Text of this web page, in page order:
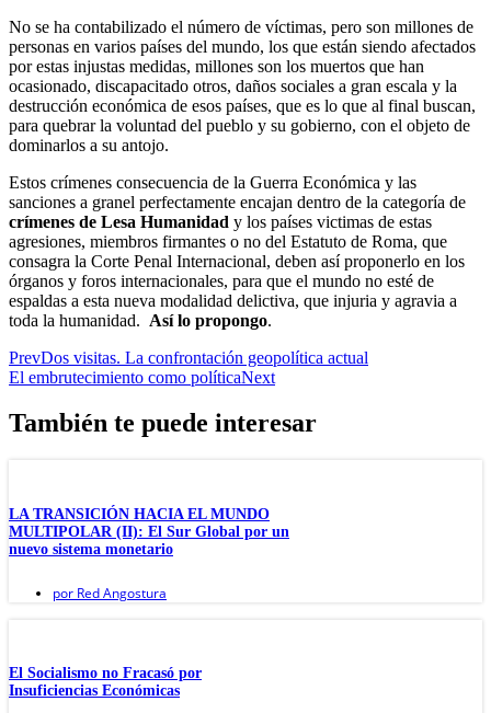
No se ha contabilizado el número de víctimas, pero son millones de
personas en varios países del mundo, los que están siendo afectados
por estas injustas medidas, millones son los muertos que han
ocasionado, discapacitado otros, daños sociales a gran escala y la
destrucción económica de esos países, que es lo que al final buscan,
para quebrar la voluntad del pueblo y su gobierno, con el objeto de
dominarlos a su antojo.
Estos crímenes consecuencia de la Guerra Económica y las
sanciones a granel perfectamente encajan dentro de la categoría de
crímenes de Lesa Humanidad y los países victimas de estas
agresiones, miembros firmantes o no del Estatuto de Roma, que
consagra la Corte Penal Internacional, deben así proponerlo en los
órganos y foros internacionales, para que el mundo no esté de
espaldas a esta nueva modalidad delictiva, que injuria y agravia a
toda la humanidad. Así lo propongo.
PrevDos visitas. La confrontación geopolítica actual
El embrutecimiento como políticaNext
También te puede interesar
LA TRANSICIÓN HACIA EL MUNDO
MULTIPOLAR (II): El Sur Global por un
nuevo sistema monetario
por Red Angostura
El Socialismo no Fracasó por
Insuficiencias Económicas